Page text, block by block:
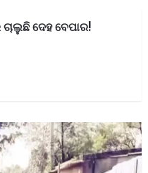
ଦେହ ବେପାର!